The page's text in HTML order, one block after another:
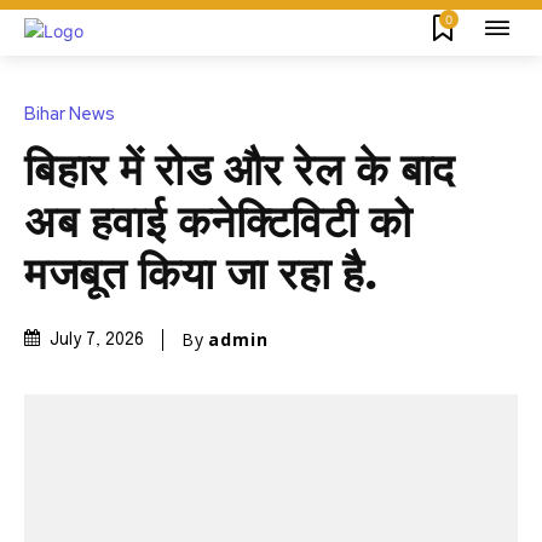
0
Bihar News
बिहार में रोड और रेल के बाद
अब हवाई कनेक्टिविटी को
मजबूत किया जा रहा है.
July 7, 2026 By admin